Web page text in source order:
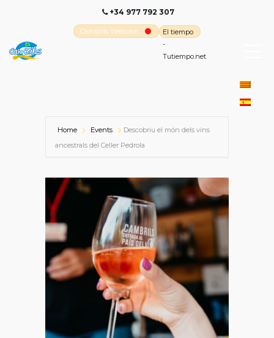
+34 977 792 307
Cambrils Webcam
El tiempo
-
Tutiempo.net
Home Events
Descobriu el món dels vins
ancestrals del Celler Pedrola